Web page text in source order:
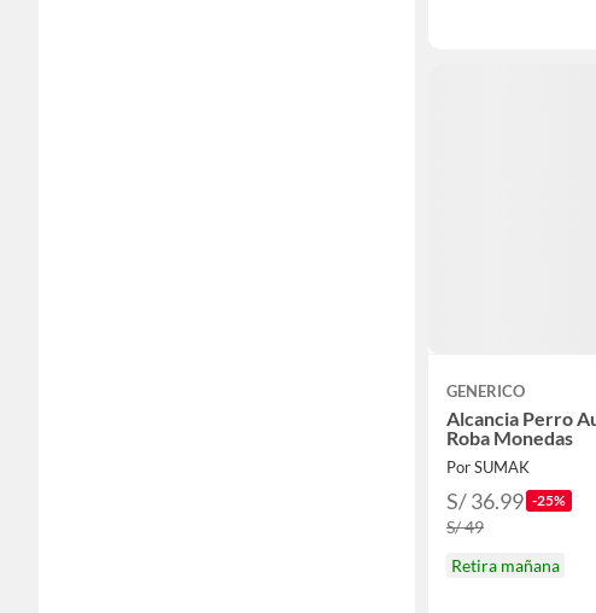
GENERICO
Alcancia Perro
Roba Monedas
Por SUMAK
S/ 36.99 -25%
S/ 49
Retira mañana